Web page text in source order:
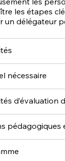
les étapes
un délégateur
nécessaire
d’évaluation
pédagogiques